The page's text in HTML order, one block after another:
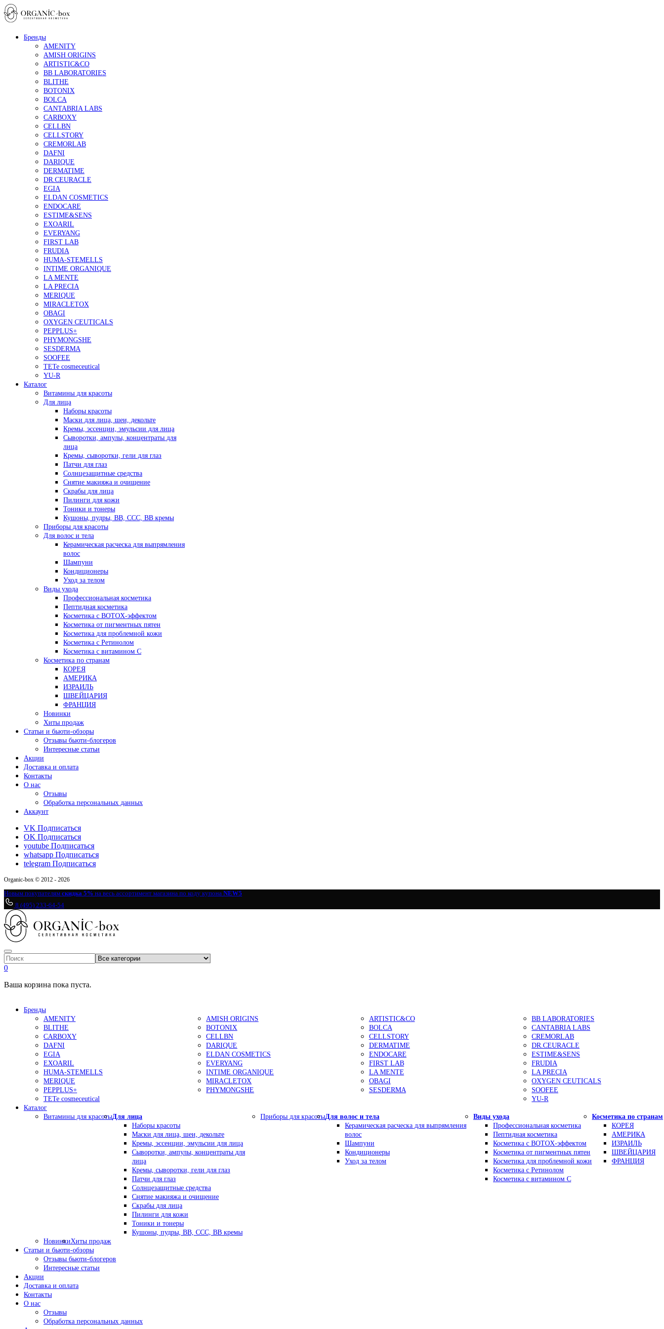
Бренды
AMENITY
AMISH ORIGINS
ARTISTIC&CO
BB LABORATORIES
BLITHE
BOTONIX
BOLCA
CANTABRIA LABS
CARBOXY
CELLBN
CELLSTORY
CREMORLAB
DAFNI
DARIQUE
DERMATIME
DR.CEURACLE
EGIA
ELDAN COSMETICS
ENDOCARE
ESTIME&SENS
EXOARIL
EVERYANG
FIRST LAB
FRUDIA
HUMA-STEMELLS
INTIME ORGANIQUE
LA MENTE
LA PRECIA
MERIQUE
MIRACLETOX
OBAGI
OXYGEN CEUTICALS
PEPPLUS+
PHYMONGSHE
SESDERMA
SOOFEE
TETe cosmeceutical
YU-R
Каталог
Витамины для красоты
Для лица
Наборы красоты
Маски для лица, шеи, декольте
Кремы, эссенции, эмульсии для лица
Сыворотки, ампулы, концентраты для
лица
Кремы, сыворотки, гели для глаз
Патчи для глаз
Солнцезащитные средства
Снятие макияжа и очищение
Скрабы для лица
Пилинги для кожи
Тоники и тонеры
Кушоны, пудры, ВВ, ССС, ВВ кремы
Приборы для красоты
Для волос и тела
Керамическая расческа для выпрямления
волос
Шампуни
Кондиционеры
Уход за телом
Виды ухода
Профессиональная косметика
Пептидная косметика
Косметика с BOTOX-эффектом
Косметика от пигментных пятен
Косметика для проблемной кожи
Косметика с Ретинолом
Косметика с витамином С
Косметика по странам
КОРЕЯ
АМЕРИКА
ИЗРАИЛЬ
ШВЕЙЦАРИЯ
ФРАНЦИЯ
Новинки
Хиты продаж
Статьи и бьюти-обзоры
Отзывы бьюти-блогеров
Интересные статьи
Акции
Доставка и оплата
Контакты
О нас
Отзывы
Обработка персональных данных
Аккаунт
VK Подписаться
OK Подписаться
youtube Подписаться
whatsapp Подписаться
telegram Подписаться
Organic-box © 2012 - 2026
Новым покупателям скидка 5% на весь ассортимент магазина по коду купона NEW5
8 (495) 233-64-54
0
Ваша корзина пока пуста.
Бренды
AMENITY
AMISH ORIGINS ARTISTIC&CO
BB LABORATORIES
BLITHE
BOTONIX BOLCA
CANTABRIA LABS
CARBOXY
CELLBN CELLSTORY
CREMORLAB
DAFNI
DARIQUE DERMATIME
DR.CEURACLE
EGIA
ELDAN COSMETICS ENDOCARE
ESTIME&SENS
EXOARIL
EVERYANG FIRST LAB
FRUDIA
HUMA-STEMELLS
INTIME ORGANIQUE LA MENTE
LA PRECIA
MERIQUE
MIRACLETOX OBAGI
OXYGEN CEUTICALS
PEPPLUS+
PHYMONGSHE SESDERMA
SOOFEE
TETe cosmeceutical
YU-R
Каталог
Витамины для красотыДля лица
Наборы красоты
Маски для лица, шеи, декольте
Кремы, эссенции, эмульсии для лица
Сыворотки, ампулы, концентраты для
лица
Кремы, сыворотки, гели для глаз
Патчи для глаз
Солнцезащитные средства
Снятие макияжа и очищение
Скрабы для лица
Пилинги для кожи
Тоники и тонеры
Кушоны, пудры, ВВ, ССС, ВВ кремы
Приборы для красотыДля волос и тела
Керамическая расческа для выпрямления
волос
Шампуни
Кондиционеры
Уход за телом
Виды ухода
Профессиональная косметика
Пептидная косметика
Косметика с BOTOX-эффектом
Косметика от пигментных пятен
Косметика для проблемной кожи
Косметика с Ретинолом
Косметика с витамином С
Косметика по странам
КОРЕЯ
АМЕРИКА
ИЗРАИЛЬ
ШВЕЙЦАРИЯ
ФРАНЦИЯ
НовинкиХиты продаж
Статьи и бьюти-обзоры
Отзывы бьюти-блогеров
Интересные статьи
Акции
Доставка и оплата
Контакты
О нас
Отзывы
Обработка персональных данных